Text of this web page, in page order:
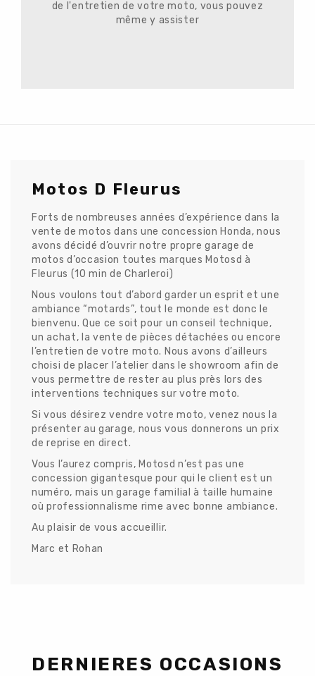
de l'entretien de votre moto, vous pouvez
même y assister
Motos D Fleurus
Forts de nombreuses années d’expérience dans la
vente de motos dans une concession Honda, nous
avons décidé d’ouvrir notre propre garage de
motos d’occasion toutes marques Motosd à
Fleurus (10 min de Charleroi)
Nous voulons tout d’abord garder un esprit et une
ambiance “motards”, tout le monde est donc le
bienvenu. Que ce soit pour un conseil technique,
un achat, la vente de pièces détachées ou encore
l’entretien de votre moto. Nous avons d’ailleurs
choisi de placer l’atelier dans le showroom afin de
vous permettre de rester au plus près lors des
interventions techniques sur votre moto.
Si vous désirez vendre votre moto, venez nous la
présenter au garage, nous vous donnerons un prix
de reprise en direct.
Vous l’aurez compris, Motosd n’est pas une
concession gigantesque pour qui le client est un
numéro, mais un garage familial à taille humaine
où professionnalisme rime avec bonne ambiance.
Au plaisir de vous accueillir.
Marc et Rohan
DERNIERES OCCASIONS